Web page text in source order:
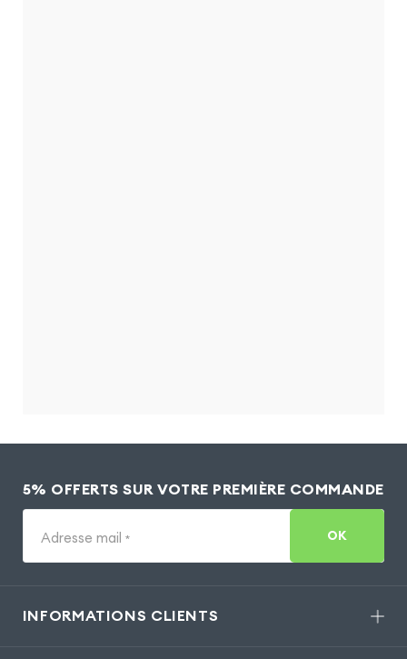
5% OFFERTS SUR VOTRE PREMIÈRE COMMANDE
Adresse mail * OK
INFORMATIONS CLIENTS